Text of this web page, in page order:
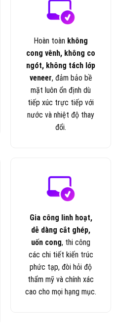
Hoàn toàn không
cong vênh, không co
ngót, không tách lớp
veneer, đảm bảo bề
mặt luôn ổn định dù
tiếp xúc trực tiếp với
nước và nhiệt độ thay
đổi.
Gia công linh hoạt,
dễ dàng cắt ghép,
uốn cong, thi công
các chi tiết kiến trúc
phức tạp, đòi hỏi độ
thẩm mỹ và chính xác
cao cho mọi hạng mục.